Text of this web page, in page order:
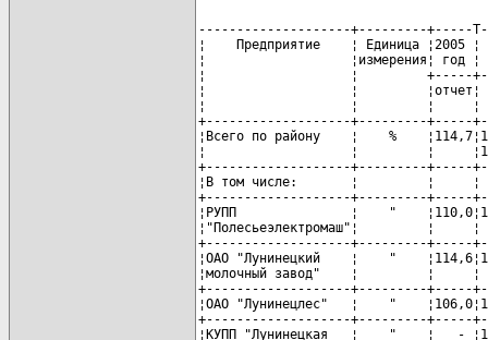
--------------------+---------+-----
¦    Предприятие    ¦ Единица
¦                   ¦измерения¦ год ¦
¦                   ¦         +-----
¦                   ¦         ¦отчет¦
¦                   ¦         ¦     ¦
+-------------------+---------+-----
¦Всего по району    ¦    %
¦                   ¦         ¦
+-------------------+---------+-----
¦В том числе:       ¦         ¦
+-------------------+---------+-----
¦РУПП               ¦    "
¦"Полесьеэлектромаш"¦
+-------------------+---------+-----
¦ОАО "Лунинецкий    ¦    "
¦молочный завод"    ¦
+-------------------+---------+-----
¦ОАО "Лунинецлес"   ¦    "
+-------------------+---------+-----
¦КУПП "Лунинецкая   ¦    "    ¦   -